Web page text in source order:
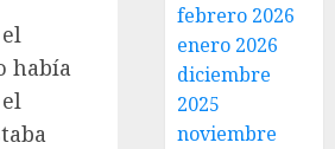
había
febrero 2026
enero 2026
diciembre
2025
noviembre